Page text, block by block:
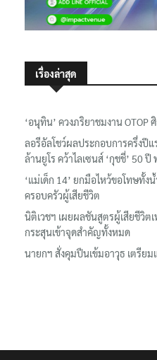
เรื่องล่าสุด
‘อนุทิน’ ควงภริยาชมงาน
ลอรีอัลโชว์ผลประกอบการครึ่งปี
ล้านยูโร คว้าไลเซนส์ ‘กุชชี่’ 50
‘แม่เด็ก 14’ ยกมือไหว้ขอโทษทั้ง
ครอบครัวผู้เสียชีวิต
นิติเวชฯ เผยผลชันสูตรผู้เสียชีวิตเ
กระสุนเข้าจุดสำคัญทั้งหมด
นายกฯ สั่งคุมปืนเข้มอาวุธ เตรีย